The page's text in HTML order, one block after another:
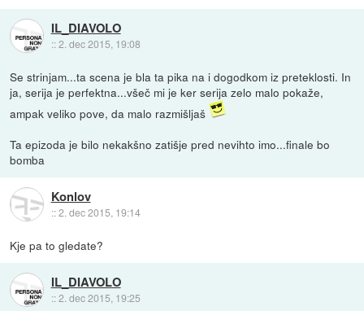
IL_DIAVOLO
::2. dec 2015, 19:08
Se strinjam...ta scena je bla ta pika na i dogodkom iz preteklosti. In
ja, serija je perfektna...všeč mi je ker serija zelo malo pokaže,
ampak veliko pove, da malo razmišljaš
Ta epizoda je bilo nekakšno zatišje pred nevihto imo...finale bo
bomba
Konlov
::2. dec 2015, 19:14
Kje pa to gledate?
IL_DIAVOLO
::2. dec 2015, 19:25